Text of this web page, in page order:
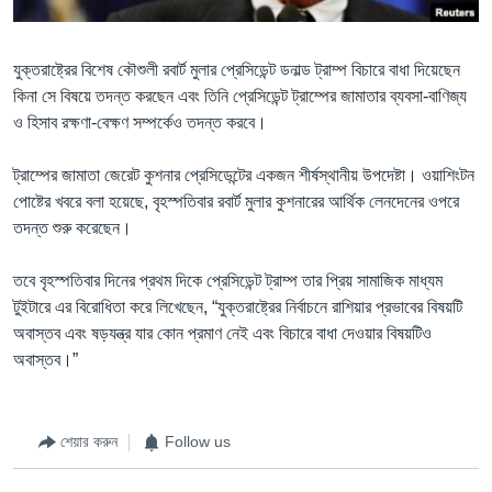
FOLLOW US
অন্য ভাষায় ওয়েব সাইট
যুক্তরাষ্ট্রের বিশেষ কৌশুলী রবার্ট মুলার প্রেসিডেন্ট ডনাল্ড ট্রাম্প বিচারে বাধা দিয়েছেন
কিনা সে বিষয়ে তদন্ত করছেন এবং তিনি প্রেসিডেন্ট ট্রাম্পের জামাতার ব্যবসা-বাণিজ্য
ও হিসাব রক্ষণা-বেক্ষণ সম্পর্কেও তদন্ত করবে।
ট্রাম্পের জামাতা জেরেট কুশনার প্রেসিডেন্টের একজন শীর্ষস্থানীয় উপদেষ্টা। ওয়াশিংটন
পোষ্টের খবরে বলা হয়েছে, বৃহস্পতিবার রবার্ট মুলার কুশনারের আর্থিক লেনদেনের ওপরে
তদন্ত শুরু করেছেন।
তবে বৃহস্পতিবার দিনের প্রথম দিকে প্রেসিডেন্ট ট্রাম্প তার প্রিয় সামাজিক মাধ্যম
টুইটারে এর বিরোধিতা করে লিখেছেন, “যুক্তরাষ্ট্রের নির্বাচনে রাশিয়ার প্রভাবের বিষয়টি
অবাস্তব এবং ষড়যন্ত্র যার কোন প্রমাণ নেই এবং বিচারে বাধা দেওয়ার বিষয়টিও
অবাস্তব।”
শেয়ার করুন Follow us